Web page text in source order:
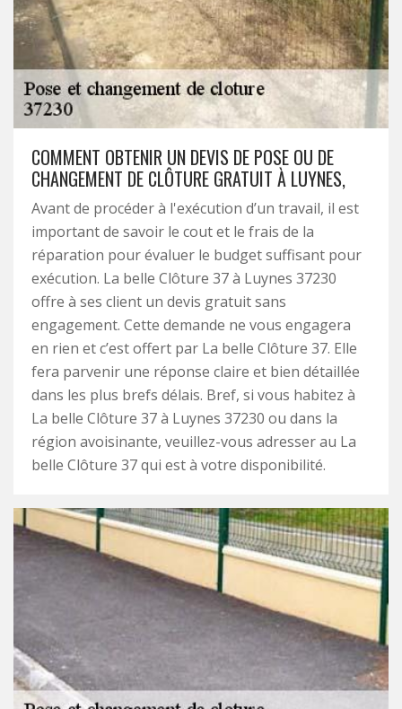
COMMENT OBTENIR UN DEVIS DE POSE OU DE
CHANGEMENT DE CLÔTURE GRATUIT À LUYNES,
Avant de procéder à l'exécution d’un travail, il est
important de savoir le cout et le frais de la
réparation pour évaluer le budget suffisant pour
exécution. La belle Clôture 37 à Luynes 37230
offre à ses client un devis gratuit sans
engagement. Cette demande ne vous engagera
en rien et c’est offert par La belle Clôture 37. Elle
fera parvenir une réponse claire et bien détaillée
dans les plus brefs délais. Bref, si vous habitez à
La belle Clôture 37 à Luynes 37230 ou dans la
région avoisinante, veuillez-vous adresser au La
belle Clôture 37 qui est à votre disponibilité.